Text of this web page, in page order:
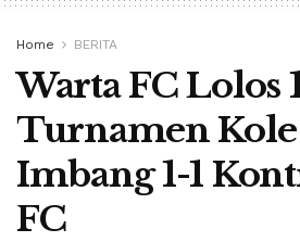
Home BERITA
Warta FC Lolos
Turnamen Kole
Imbang 1-1
FC